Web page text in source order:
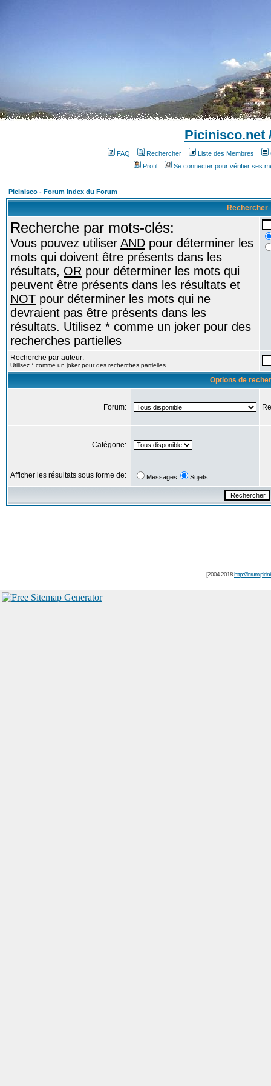
Picinisco.net
FAQ Rechercher Liste des Membres
Profil
Se connecter pour vérifier ses
Picinisco - Forum Index du Forum
Rechercher
Recherche par mots-clés:
Vous pouvez utiliser AND pour déterminer les
mots qui doivent être présents dans les
résultats, OR pour déterminer les mots qui
peuvent être présents dans les résultats et
NOT pour déterminer les mots qui ne
devraient pas être présents dans les
résultats. Utilisez * comme un joker pour des
recherches partielles
Recherche par auteur:
Utilisez * comme un joker pour des recherches partielles
Options de
Forum:
Catégorie:
Afficher les résultats sous forme de: Messages Sujets
[2004-2018http://